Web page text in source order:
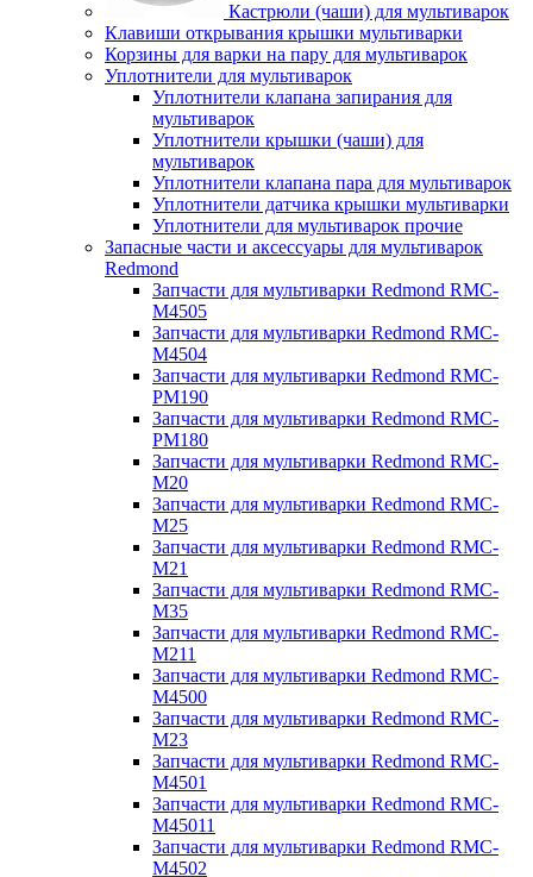
Кастрюли (чаши) для мультиварок
Клавиши открывания крышки мультиварки
Корзины для варки на пару для мультиварок
Уплотнители для мультиварок
Уплотнители клапана запирания для
мультиварок
Уплотнители крышки (чаши) для
мультиварок
Уплотнители клапана пара для мультиварок
Уплотнители датчика крышки мультиварки
Уплотнители для мультиварок прочие
Запасные части и аксессуары для мультиварок
Redmond
Запчасти для мультиварки Redmond RMC-
M4505
Запчасти для мультиварки Redmond RMC-
M4504
Запчасти для мультиварки Redmond RMC-
PM190
Запчасти для мультиварки Redmond RMC-
PM180
Запчасти для мультиварки Redmond RMC-
M20
Запчасти для мультиварки Redmond RMC-
M25
Запчасти для мультиварки Redmond RMC-
M21
Запчасти для мультиварки Redmond RMC-
M35
Запчасти для мультиварки Redmond RMC-
M211
Запчасти для мультиварки Redmond RMC-
M4500
Запчасти для мультиварки Redmond RMC-
M23
Запчасти для мультиварки Redmond RMC-
M4501
Запчасти для мультиварки Redmond RMC-
M45011
Запчасти для мультиварки Redmond RMC-
M4502